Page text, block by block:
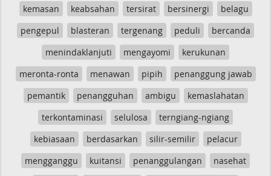
kemasan
keabsahan tersirat bersinergi
belagu
pengepul
blasteran tergenang peduli
bercanda
menindaklanjuti
mengayomi
kerukunan
meronta-ronta
menawan pipih
penanggung jawab
pemantik
penangguhan ambigu
kemaslahatan
terkontaminasi
selulosa
terngiang-ngiang
kebiasaan
berdasarkan silir-semilir
pelacur
mengganggu
kuitansi penanggulangan
nasehat